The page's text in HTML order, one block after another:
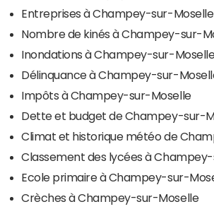
Entreprises à Champey-sur-Moselle
Nombre de kinés à Champey-sur-
Inondations à Champey-sur-
Délinquance à Champey-sur-
Impôts à Champey-sur-Moselle
Dette et budget de Champey-sur-
Climat et historique météo de
Classement des lycées à
Ecole primaire à Champey-sur-
Crèches à Champey-sur-Moselle